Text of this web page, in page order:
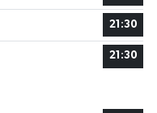
21:30
21:30